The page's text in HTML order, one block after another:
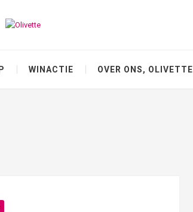
WINACTIE OVER ONS, OLIVETTE